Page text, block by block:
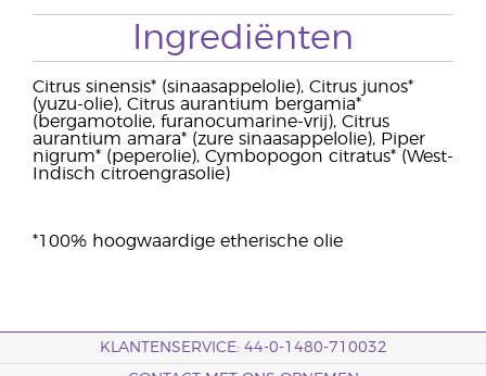
Ingrediënten
Citrus sinensis* (sinaasappelolie), Citrus junos*
(yuzu-olie), Citrus aurantium bergamia*
(bergamotolie, furanocumarine-vrij), Citrus
aurantium amara* (zure sinaasappelolie), Piper
nigrum* (peperolie), Cymbopogon citratus* (West-
Indisch citroengrasolie)
*100% hoogwaardige etherische olie
KLANTENSERVICE: 44-0-1480-710032